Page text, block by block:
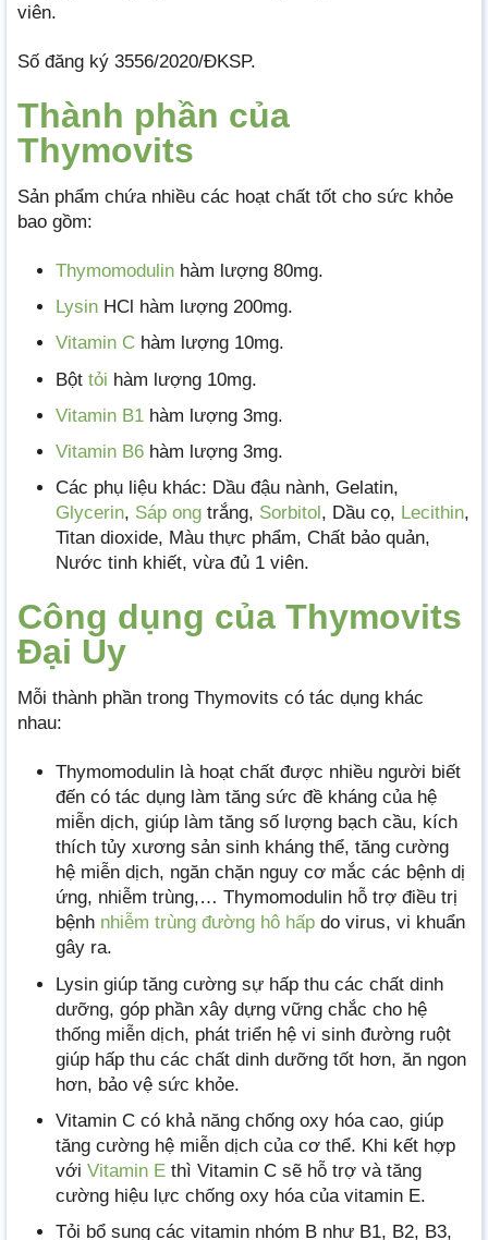
viên.
Số đăng ký 3556/2020/ĐKSP.
Thành phần của
Thymovits
Sản phẩm chứa nhiều các hoạt chất tốt cho sức khỏe
bao gồm:
Thymomodulin hàm lượng 80mg.
Lysin HCl hàm lượng 200mg.
Vitamin C hàm lượng 10mg.
Bột tỏi hàm lượng 10mg.
Vitamin B1 hàm lượng 3mg.
Vitamin B6 hàm lượng 3mg.
Các phụ liệu khác: Dầu đậu nành, Gelatin,
Glycerin, Sáp ong trắng, Sorbitol , Dầu cọ, Lecithin,
Titan dioxide, Màu thực phẩm, Chất bảo quản,
Nước tinh khiết, vừa đủ 1 viên.
Công dụng của Thymovits
Đại Uy
Mỗi thành phần trong Thymovits có tác dụng khác
nhau:
Thymomodulin là hoạt chất được nhiều người biết
đến có tác dụng làm tăng sức đề kháng của hệ
miễn dịch, giúp làm tăng số lượng bạch cầu, kích
thích tủy xương sản sinh kháng thể, tăng cường
hệ miễn dịch, ngăn chặn nguy cơ mắc các bệnh dị
ứng, nhiễm trùng,… Thymomodulin hỗ trợ điều trị
bệnh nhiễm trùng đường hô hấp do virus, vi khuẩn
gây ra.
Lysin giúp tăng cường sự hấp thu các chất dinh
dưỡng, góp phần xây dựng vững chắc cho hệ
thống miễn dịch, phát triển hệ vi sinh đường ruột
giúp hấp thu các chất dinh dưỡng tốt hơn, ăn ngon
hơn, bảo vệ sức khỏe.
Vitamin C có khả năng chống oxy hóa cao, giúp
tăng cường hệ miễn dịch của cơ thể. Khi kết hợp
với Vitamin E thì Vitamin C sẽ hỗ trợ và tăng
cường hiệu lực chống oxy hóa của vitamin E.
Tỏi bổ sung các vitamin nhóm B như B1, B2, B3,